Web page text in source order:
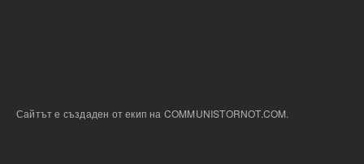
Сайтът е създаден от екип на COMMUNISTORNOT.COM.